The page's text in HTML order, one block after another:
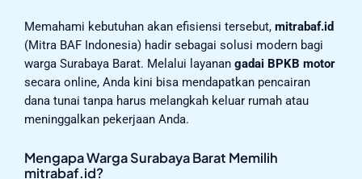
Memahami kebutuhan akan efisiensi tersebut, mitrabaf.id
(Mitra BAF Indonesia) hadir sebagai solusi modern bagi
warga Surabaya Barat. Melalui layanan gadai BPKB motor
secara online, Anda kini bisa mendapatkan pencairan
dana tunai tanpa harus melangkah keluar rumah atau
meninggalkan pekerjaan Anda.
Mengapa Warga Surabaya Barat Memilih
mitrabaf.id?